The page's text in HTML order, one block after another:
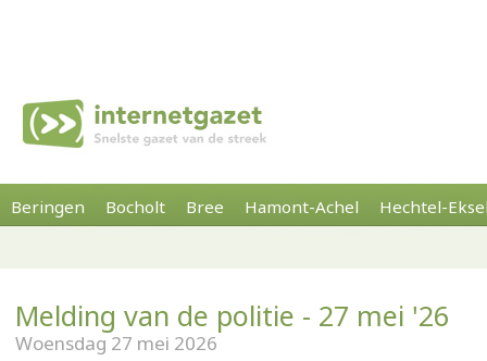
Beringen Bocholt Bree Hamont-Achel Hechtel-
Melding van de politie - 27 mei '26
Woensdag 27 mei 2026